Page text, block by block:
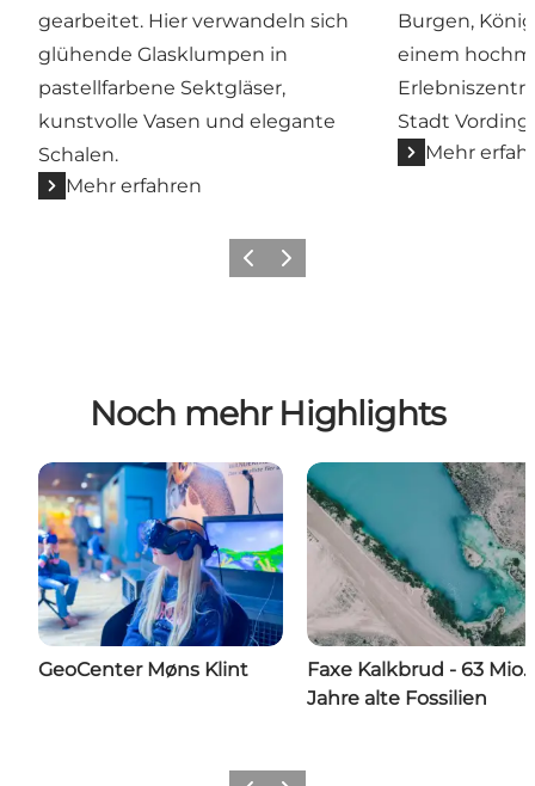
gearbeitet. Hier verwandeln sich
glühende Glasklumpen in
pastellfarbene Sektgläser,
kunstvolle Vasen und elegante
Schalen.
Mehr erfahren
Burgen,
einem
Stadt
Mehr
ZurückWeiter
Noch mehr Highlights
GeoCenter Møns Klint
Faxe Kalkbrud - 63 Mio.
Jahre alte Fossilien